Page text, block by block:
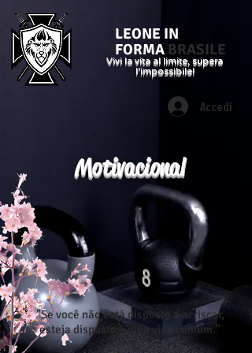
LEONE IN
FORMA BRASILE
Vivi la vita al limite, supera
l'impossibile!
Accedi
Motivacional
"Se você não está disposto a arriscar,
esteja disposto a uma vida comum."